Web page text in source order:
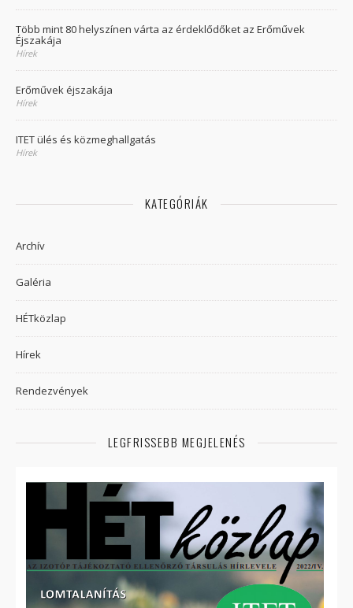
Több mint 80 helyszínen várta az érdeklődőket az Erőművek
Éjszakája
Hírek
Erőművek éjszakája
Hírek
ITET ülés és közmeghallgatás
Hírek
KATEGÓRIÁK
Archív
Galéria
HÉTközlap
Hírek
Rendezvények
LEGFRISSEBB MEGJELENÉS